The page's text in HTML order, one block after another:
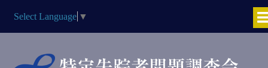
Select Language ▼